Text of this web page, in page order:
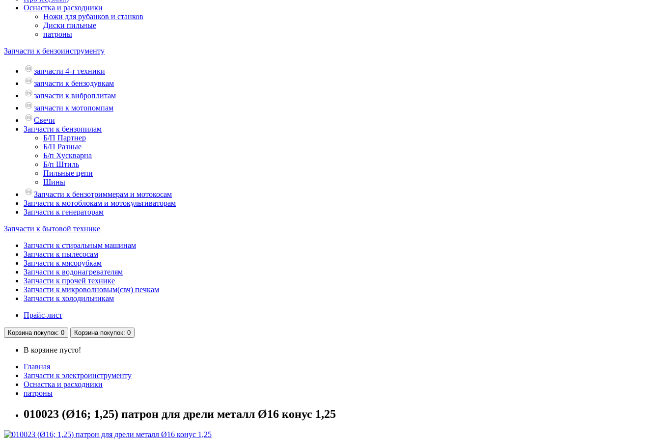
Оснастка и расходники
Ножи для рубанков и станков
Диски пильные
патроны
Запчасти к бензоинструменту
запчасти 4-т техники
запчасти к бензодувкам
запчасти к виброплитам
запчасти к мотопомпам
Свечи
Запчасти к бензопилам
Б/П Партнер
Б/П Разные
Б/п Хускварна
Б/п Штиль
Пильные цепи
Шины
Запчасти к бензотриммерам и мотокосам
Запчасти к мотоблокам и мотокультиваторам
Запчасти к генераторам
Запчасти к бытовой технике
Запчасти к стиральным машинам
Запчасти к пылесосам
Запчасти к мясорубкам
Запчасти к водонагревателям
Запчасти к прочей технике
Запчасти к микроволновым(свч) печкам
Запчасти к холодильникам
Прайс-лист
Корзина покупок: 0 Корзина покупок: 0
В корзине пусто!
Главная
Запчасти к электроинструменту
Оснастка и расходники
патроны
010023 (Ø16; 1,25) патрон для дрели металл Ø16 конус 1,25